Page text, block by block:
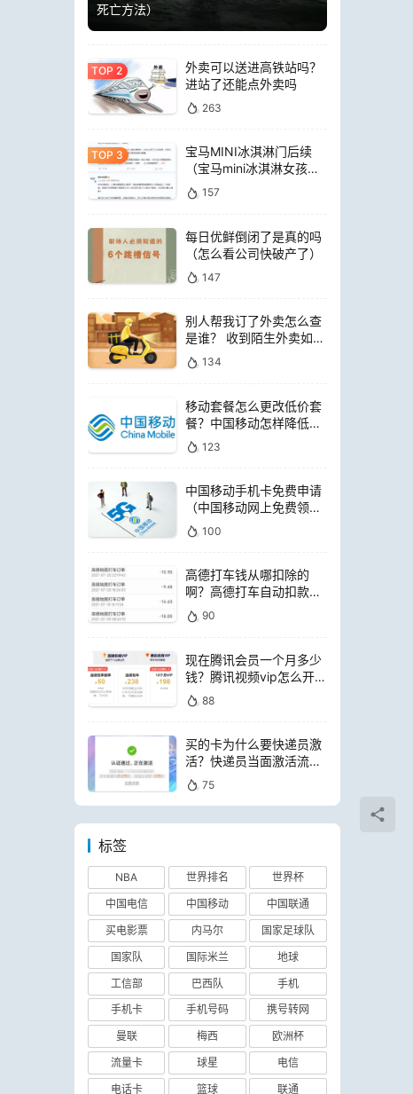
死亡方法）
外卖可以送进高铁站吗？
进站了还能点外卖吗
263
宝马MINI冰淇淋门后续
（宝马mini冰淇淋女孩员
工）157
每日优鲜倒闭了是真的吗
（怎么看公司快破产了）
147
别人帮我订了外卖怎么查
是谁？ 收到陌生外卖如何
查询是谁点的
134
移动套餐怎么更改低价套
餐？中国移动怎样降低套
餐费用
123
中国移动手机卡免费申请
（中国移动网上免费领电
话卡）
100
高德打车钱从哪扣除的
啊？高德打车自动扣款是
扣哪里的钱
90
现在腾讯会员一个月多少
钱？腾讯视频vip怎么开通
便宜88
买的卡为什么要快递员激
活？快递员当面激活流量
卡可靠吗
75
标签
NBA 世界排名
世界杯
中国电信
中国移动
中国联通
买电影票
内马尔
国家足球队
国家队
国际米兰
地球
工信部
巴西队
手机
手机卡
手机号码
携号转网
曼联
梅西
欧洲杯
流量卡
球星
电信
电话卡
篮球 联通